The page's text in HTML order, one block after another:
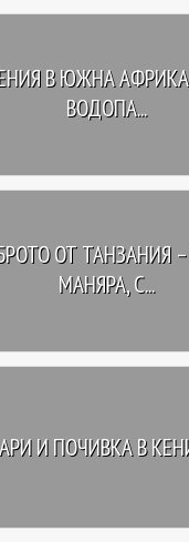
В ЮЖНА АФРИКА
ВОДОПА...
ОТ ТАНЗАНИЯ
МАНЯРА, С...
И ПОЧИВКА В